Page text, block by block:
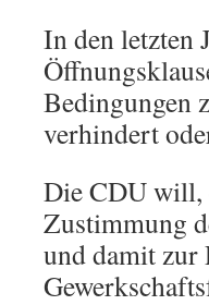
In den letzten
Bedingungen
verhindert
Die CDU will,
Zustimmung
und damit zur